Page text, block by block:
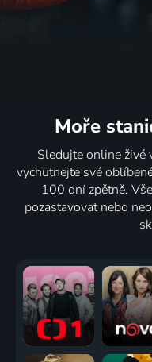
Moře
Sledujte online
vychutnejte své
100 dní zpětně.
pozastavovat nebo